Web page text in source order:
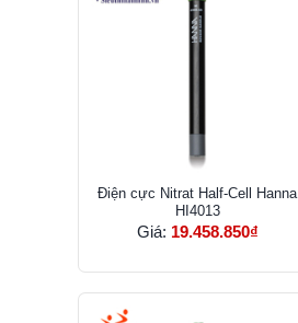
Điện cực Nitrat Half-Cell Hanna
HI4013
Giá: 19.458.850₫